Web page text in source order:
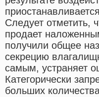
Следует отметить,
продает
получили общее
секрецию
самым, устраняет
Категорически
больших